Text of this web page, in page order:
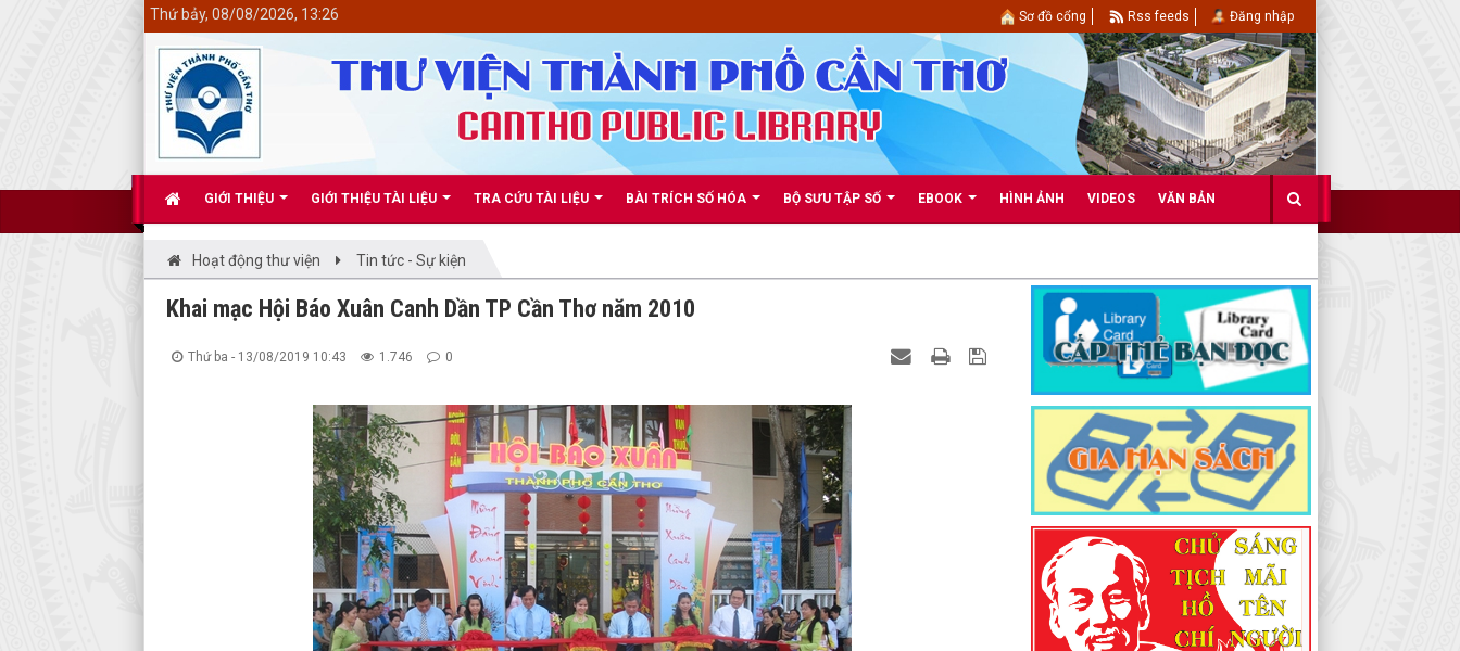
GIỚI THIỆU GIỚI THIỆU TÀI LIỆU TRA CỨU TÀI LIỆU BÀI TRÍCH SỐ HÓA BỘ SƯU TẬP SỐ EBOOK HÌNH ẢNH VIDEOS VĂN BẢN
Thứ bảy, 08/08/2026, 13:26 Sơ đồ cổng Rss feeds Đăng nhập
Hoạt động thư viện Tin tức - Sự kiện
Khai mạc Hội Báo Xuân Canh Dần TP Cần Thơ năm 2010
Thứ ba - 13/08/2019 10:43 1.746 0